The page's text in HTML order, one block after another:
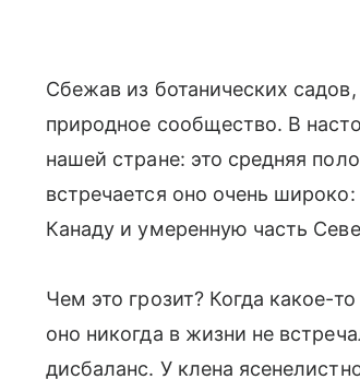
Сбежав из ботанических
природное сообщество. В
нашей стране: это средняя
встречается оно очень
Канаду и умеренную часть
Чем это грозит? Когда какое-
оно никогда в жизни не
дисбаланс. У клена